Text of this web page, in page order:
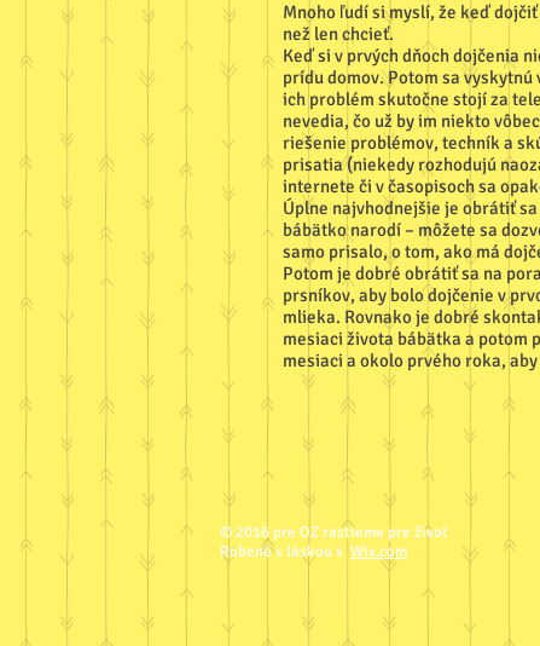
Mnoho ľudí si myslí, že keď
než len chcieť.
Keď si v prvých dňoch dojčenia
prídu domov. Potom sa
ich problém skutočne stojí za
nevedia, čo už by im niekto
riešenie problémov, techník a
prisatia (niekedy rozhodujú
internete či v časopisoch sa
Úplne najvhodnejšie je obrátiť
bábätko narodí – môžete sa
samo prisalo, o tom, ako má
Potom je dobré obrátiť sa na
prsníkov, aby bolo dojčenie v
mlieka. Rovnako je dobré
mesiaci života bábätka a potom
mesiaci a okolo prvého roka,
© 2016 pre OZ rastieme pre život
Robené s láskou s Wix.com